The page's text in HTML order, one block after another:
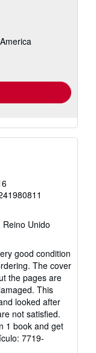
Reino Unido
good condition
The cover
the pages are
This
looked after
not satisfied.
1 book and get
7719-